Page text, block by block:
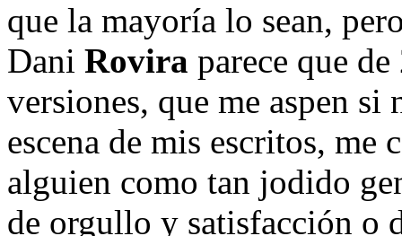
que la mayoría lo sean,
Dani Rovira parece que
versiones, que me aspen si
escena de mis escritos,
alguien como tan jodido
de orgullo y satisfacción o